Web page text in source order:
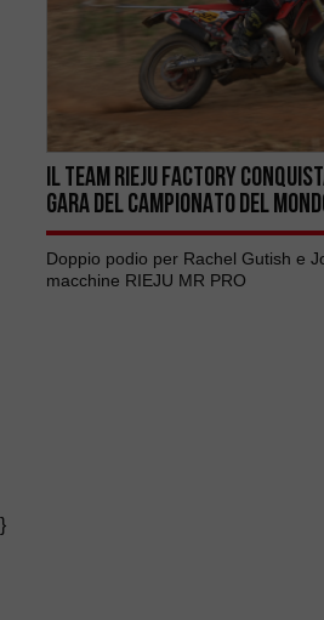
IL TEAM RIEJU FACTORY
GARA DEL CAMPIONATO DEL
Doppio podio per Rachel Gutish e
macchine RIEJU MR PRO
}